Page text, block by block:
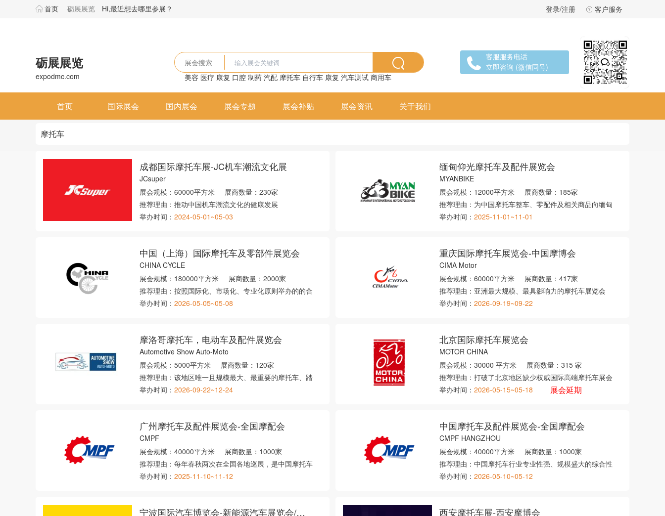
首页 砺展展览 Hi,最近想去哪里参展？ 登录/注册 客户服务
砺展展览
expodmc.com
展会搜索
美容 医疗 康复 口腔 制药 汽配 摩托车 自行车 康复 汽车测试 商用车
客服服务电话
立即咨询 (微信同号)
首页 国际展会 国内展会 展会专题 展会补贴 展会资讯 关于我们
摩托车
成都国际摩托车展-JC机车潮流文化展
JCsuper
展会规模： 60000平方米 展商数量： 230家
推荐理由： 推动中国机车潮流文化的健康发展
举办时间： 2024-05-01~05-03
缅甸仰光摩托车及配件展览会
MYANBIKE
展会规模： 12000平方米 展商数量： 185家
推荐理由： 为中国摩托车整车、零配件及相关商品向缅甸
举办时间： 2025-11-01~11-01
中国（上海）国际摩托车及零部件展览会
CHINA CYCLE
展会规模： 180000平方米 展商数量： 2000家
推荐理由： 按照国际化、市场化、专业化原则举办的的合
举办时间： 2026-05-05~05-08
重庆国际摩托车展览会-中国摩博会
CIMA Motor
展会规模： 60000平方米 展商数量： 417家
推荐理由： 亚洲最大规模、最具影响力的摩托车展览会
举办时间： 2026-09-19~09-22
摩洛哥摩托车，电动车及配件展览会
Automotive Show Auto-Moto
展会规模： 5000平方米 展商数量： 120家
推荐理由： 该地区唯一且规模最大、最重要的摩托车、踏
举办时间： 2026-09-22~12-24
北京国际摩托车展览会
MOTOR CHINA
展会规模： 30000 平方米 展商数量： 315 家
推荐理由： 打破了北京地区缺少权威国际高端摩托车展会
举办时间： 2026-05-15~05-18 展会延期
广州摩托车及配件展览会-全国摩配会
CMPF
展会规模： 40000平方米 展商数量： 1000家
推荐理由： 每年春秋两次在全国各地巡展，是中国摩托车
举办时间： 2025-11-10~11-12
中国摩托车及配件展览会-全国摩配会
CMPF HANGZHOU
展会规模： 40000平方米 展商数量： 1000家
推荐理由： 中国摩托车行业专业性强、规模盛大的综合性
举办时间： 2026-05-10~05-12
宁波国际汽车博览会-新能源汽车展览会/二手车展览会/汽车酷玩及摩托车展览会 西安摩托车展-西安摩博会